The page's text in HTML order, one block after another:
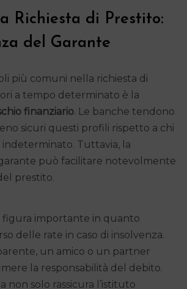
Richiesta di Prestito:
del Garante
più comuni nella richiesta di
a tempo determinato è la
finanziario. Le banche tendono
sicuri questi profili rispetto a chi
Tuttavia, la
può facilitare notevolmente
prestito.
figura importante in quanto
delle rate in caso di insolvenza.
un amico o un partner
la responsabilità del debito.
non solo rassicura l’istituto